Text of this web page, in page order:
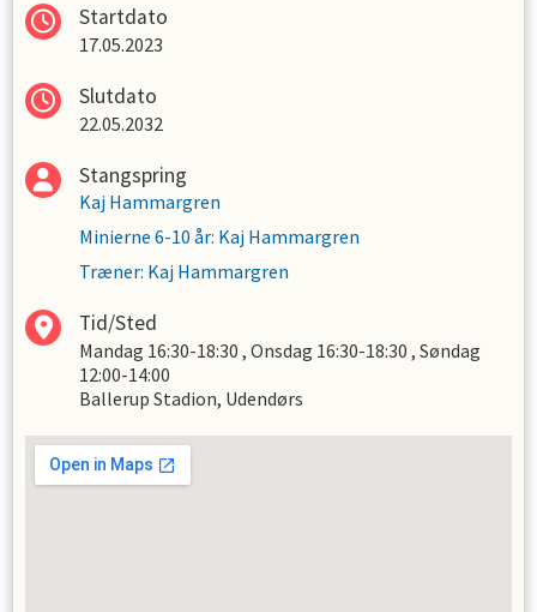
Startdato
17.05.2023
Slutdato
22.05.2032
Stangspring
Kaj Hammargren
Minierne 6-10 år: Kaj Hammargren
Træner: Kaj Hammargren
Tid/Sted
Mandag 16:30-18:30 , Onsdag 16:30-18:30 , Søndag
12:00-14:00
Ballerup Stadion, Udendørs